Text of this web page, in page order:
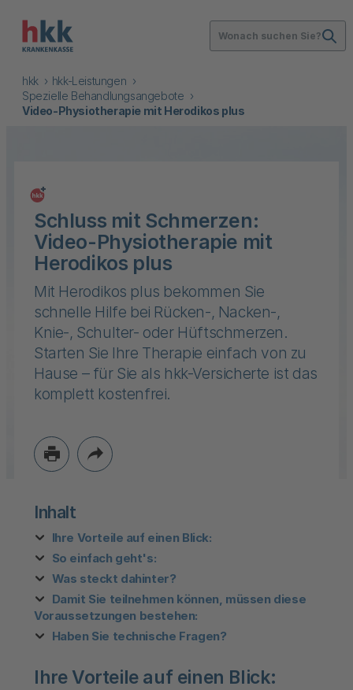
Wonach suchen Sie?
hkk
hkk-Leistungen
Spezielle Behandlungsangebote
Video-Physiotherapie mit Herodikos plus
Schluss mit Schmerzen:
Video-Physiotherapie mit
Herodikos plus
Mit Herodikos plus bekommen Sie
schnelle Hilfe bei Rücken-, Nacken-,
Knie-, Schulter- oder Hüftschmerzen.
Starten Sie Ihre Therapie einfach von zu
Hause – für Sie als hkk-Versicherte ist das
komplett kostenfrei.
Inhalt
Ihre Vorteile auf einen Blick:
So einfach geht's:
Was steckt dahinter?
Damit Sie teilnehmen können, müssen diese
Voraussetzungen bestehen:
Haben Sie technische Fragen?
Ihre Vorteile auf einen Blick: